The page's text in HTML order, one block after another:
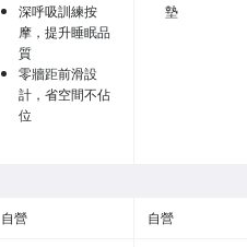
深呼吸訓練按
摩，提升睡眠品
質
零牆距前滑設
計，省空間不佔
位
墊
自營 自營